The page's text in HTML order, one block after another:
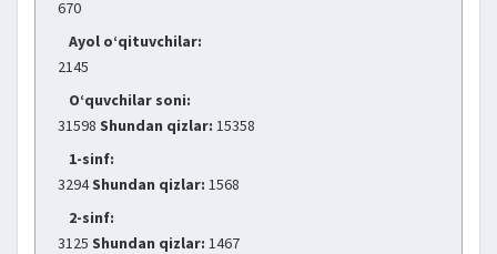
670
Ayol o‘qituvchilar:
2145
O‘quvchilar soni:
31598 Shundan qizlar: 15358
1-sinf:
3294Shundan qizlar: 1568
2-sinf:
3125 Shundan qizlar: 1467